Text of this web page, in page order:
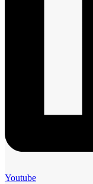
Youtube